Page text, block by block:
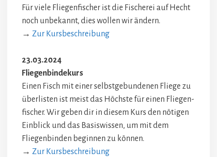
Für viele Fliegenfischer ist die Fischerei auf Hecht
noch unbekannt, dies wollen wir ändern.
→ Zur Kursbeschreibung
23.03.2024
Fliegenbindekurs
Einen Fisch mit einer selbstgebundenen Fliege zu
überlisten ist meist das Höchste für einen Fliegen-
fischer. Wir geben dir in diesem Kurs den nötigen
Einblick und das Basiswissen, um mit dem
Fliegenbinden beginnen zu können.
→ Zur Kursbeschreibung